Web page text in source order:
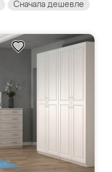
Сначала дешевле